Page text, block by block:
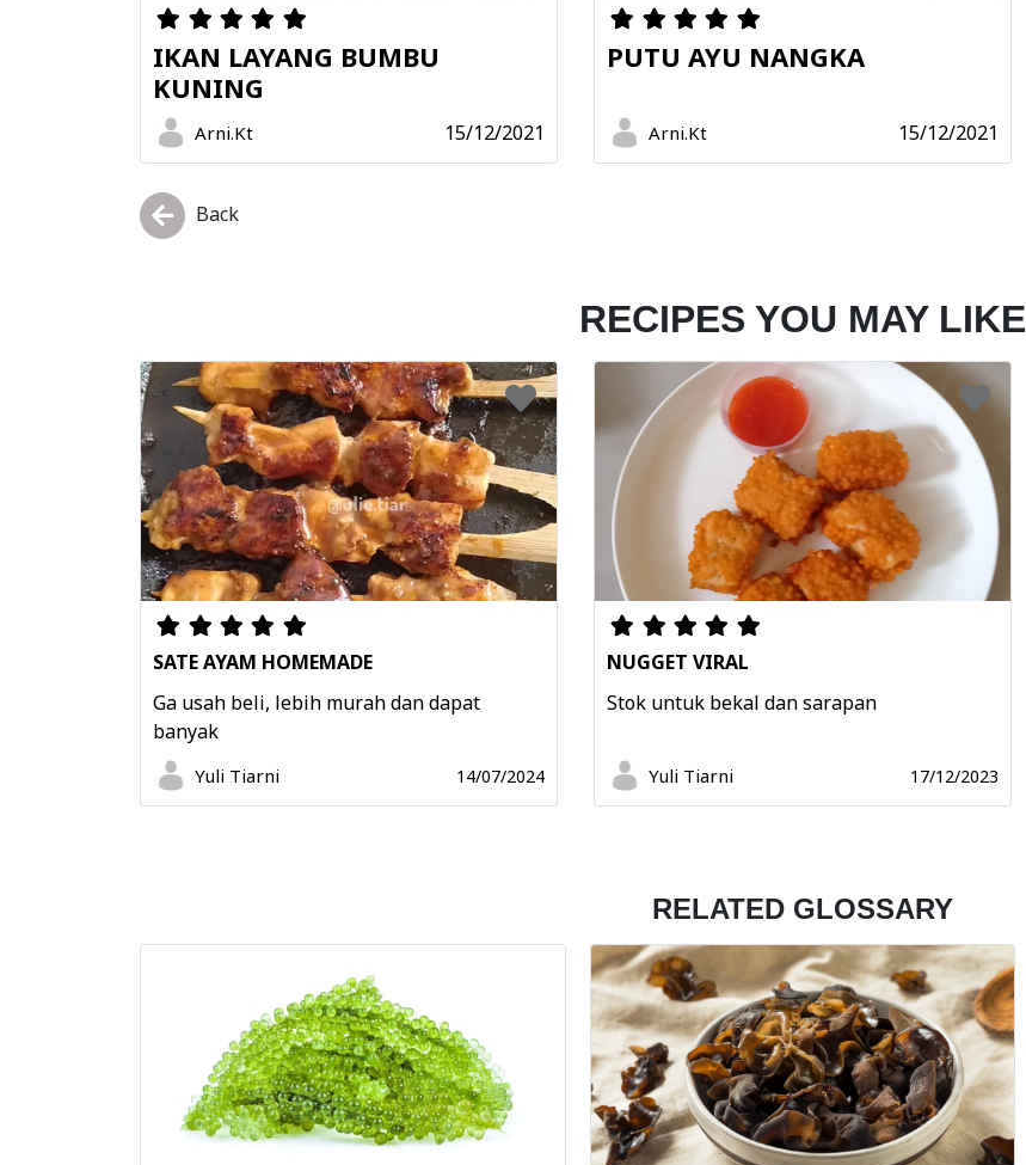
IKAN LAYANG BUMBU
KUNING
Arni.Kt 15/12/2021
PUTU AYU NANGKA
Arni.Kt 15/12/2021
Back
RECIPES YOU MAY LIKE
SATE AYAM HOMEMADE
Ga usah beli, lebih murah dan dapat
banyak
Yuli Tiarni 14/07/2024
NUGGET VIRAL
Stok untuk bekal dan sarapan
Yuli Tiarni 17/12/2023
RELATED GLOSSARY